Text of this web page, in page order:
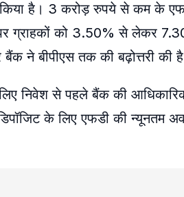
है। 3 करोड़ रुपये से कम के
ग्राहकों को 3.50% से लेकर
ने बीपीएस तक की बढ़ोत्तरी की
निवेश से पहले बैंक की
के लिए एफडी की न्यूनतम